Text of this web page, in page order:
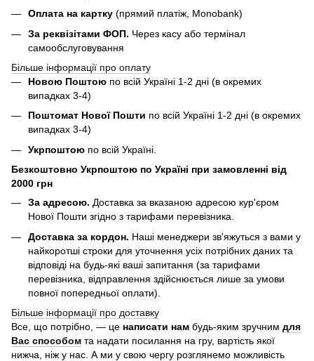
Оплата на картку (прямий платіж, Monobank)
За реквізітами ФОП. Через касу або термінал
самообслуговування
Більше інформації про оплату
Новою Поштою по всій Україні 1-2 дні (в окремих
випадках 3-4)
Поштомат Нової Пошти по всій Україні 1-2 дні (в окремих
випадках 3-4)
Укрпоштою по всій Україні.
Безкоштовно Укрпоштою по Україні при замовленні від
2000 грн
За адресою. Доставка за вказаною адресою кур'єром
Нової Пошти згідно з тарифами перевізника.
Доставка за кордон. Наші менеджери зв'яжуться з вами у
найкоротші строки для уточнення усіх потрібних даних та
відповіді на будь-які ваші запитання (за тарифами
перевізника, відправлення здійснюється лише за умови
повної попередньої оплати).
Більше інформації про доставку
Все, що потрібно, — це написати нам будь-яким зручним для
Вас способом та надати посилання на гру, вартість якої
нижча, ніж у нас. А ми у свою чергу розглянемо можливість